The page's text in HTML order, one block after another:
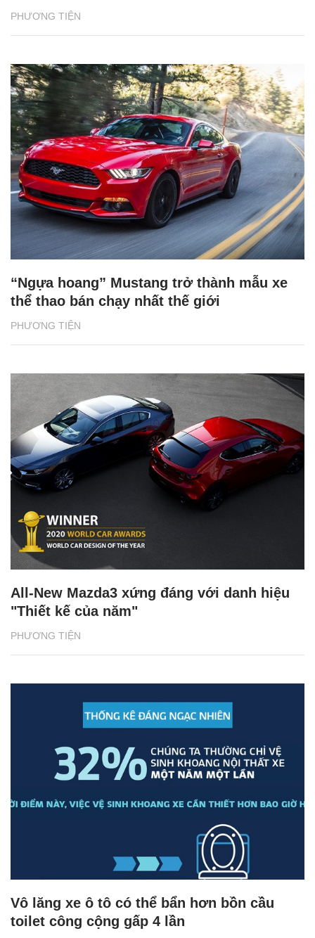
PHƯƠNG TIỆN
PHƯƠNG TIỆN
“Ngựa hoang” Mustang trở thành mẫu xe
thể thao bán chạy nhất thế giới
PHƯƠNG TIỆN
All-New Mazda3 xứng đáng với danh hiệu
"Thiết kế của năm"
Vô lăng xe ô tô có thể bẩn hơn bồn cầu
toilet công cộng gấp 4 lần